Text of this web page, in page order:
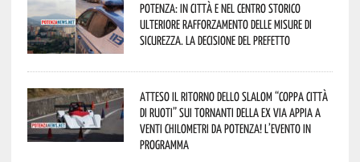
Potenza: in città e nel centro storico
ulteriore rafforzamento delle misure di
sicurezza. La decisione del Prefetto
Atteso il ritorno dello slalom “Coppa Città
di Ruoti” sui tornanti della ex via Appia a
venti chilometri da Potenza! L’evento in
programma